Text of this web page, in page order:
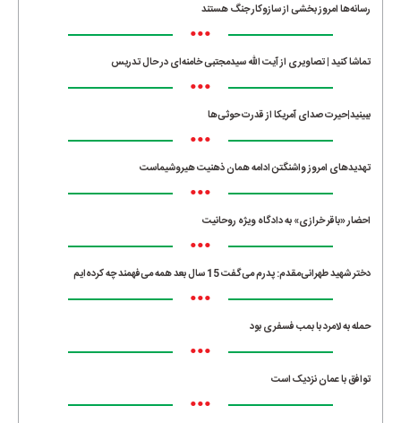
رسانه‌ها امروز بخشی از سازوکار جنگ هستند
•••
تماشا کنید | تصاویری از آیت الله سیدمجتبی خامنه‌ای در حال تدریس
•••
ببینید|حیرت صدای آمریکا از قدرت حوثی‌ها
•••
تهدیدهای امروز واشنگتن ادامه همان ذهنیت هیروشیماست
•••
احضار «باقر خرازی» به دادگاه ویژه روحانیت
•••
دختر شهید طهرانی‌مقدم: پدرم می‌گفت 15 سال بعد همه می‌فهمند چه کرده‌ایم
•••
حمله به لامرد با بمب فسفری بود
•••
توافق با عمان نزدیک است
•••